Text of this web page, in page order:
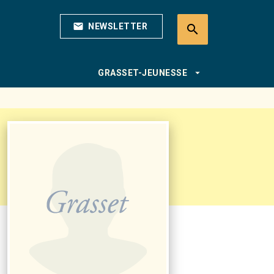
mail NEWSLETTER search
GRASSET-JEUNESSE arrow_drop_down